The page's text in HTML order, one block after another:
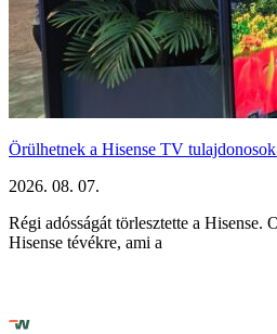
Örülhetnek a Hisense TV
2026. 08. 07.
Régi adósságát törlesztette a Hisense.
Hisense tévékre, ami a